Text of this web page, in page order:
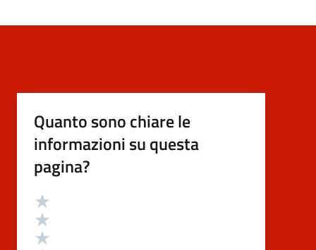
Quanto sono chiare le
informazioni su questa
pagina?
Valutazione